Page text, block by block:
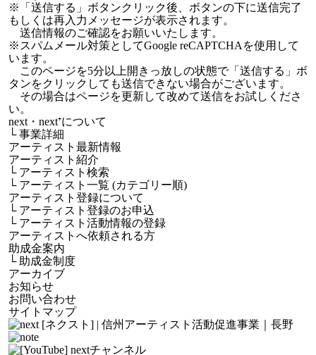
※「送信する」ボタンクリック後、ボタンの下に送信完了
もしくは再入力メッセージが表示されます。
送信情報のご確認をお願いいたします。
※スパムメール対策としてGoogle reCAPTCHAを使用して
います。
このページを5分以上開きっ放しの状態で「送信する」ボ
タンをクリックしても送信できない場合がございます。
その場合はページを更新して改めて送信をお試しくださ
い。
next・next⁺について
└事業詳細
アーティスト最新情報
アーティスト紹介
└ アーティスト検索
└ アーティスト一覧 (カテゴリー順)
アーティスト登録について
└ アーティスト登録のお申込
└ アーティスト活動情報の登録
アーティストへ依頼される方
助成金案内
└ 助成金制度
アーカイブ
お知らせ
お問い合わせ
サイトマップ